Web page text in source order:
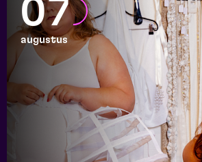
series en selecties
07
augustus